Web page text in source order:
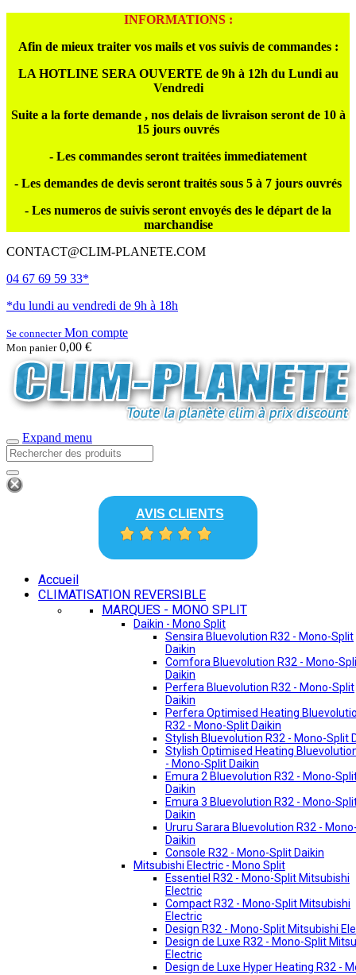
INFORMATIONS :
Afin de mieux traiter vos mails et vos suivis de commandes :
LA HOTLINE SERA OUVERTE de 9h à 12h du Lundi au
Vendredi
Suite a la forte demande , nos delais de livraison seront de 10 à
15 jours ouvrés
- Les commandes seront traitées immediatement
- Les demandes de devis seront traités sous 5 à 7 jours ouvrés
- Les numeros de suivis seront envoyés des le départ de la
marchandise
CONTACT@CLIM-PLANETE.COM
04 67 69 59 33*
*du lundi au vendredi de 9h à 18h
Se connecterMon compte
Mon panier 0,00 €
Expand menu
AVIS CLIENTS
Accueil
CLIMATISATION REVERSIBLE
MARQUES - MONO SPLIT
Daikin - Mono Split
Sensira Bluevolution R32 - Mono-Split
Daikin
Comfora Bluevolution R32 - Mono-
Daikin
Perfera Bluevolution R32 - Mono-Split
Daikin
Perfera Optimised Heating
R32 - Mono-Split Daikin
Stylish Bluevolution R32 - Mono-Split
Stylish Optimised Heating
- Mono-Split Daikin
Emura 2 Bluevolution R32 - Mono-
Daikin
Emura 3 Bluevolution R32 - Mono-
Daikin
Ururu Sarara Bluevolution R32 -
Daikin
Console R32 - Mono-Split Daikin
Mitsubishi Electric - Mono Split
Essentiel R32 - Mono-Split Mitsubishi
Electric
Compact R32 - Mono-Split Mitsubishi
Electric
Design R32 - Mono-Split Mitsubishi
Design de Luxe R32 - Mono-Split
Electric
Design de Luxe Hyper Heating R32 -